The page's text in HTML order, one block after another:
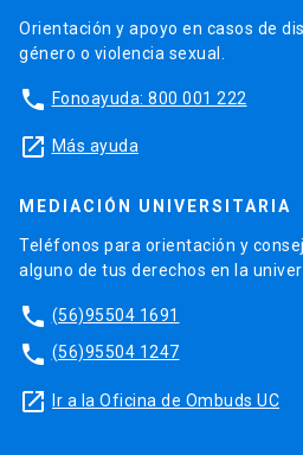
Orientación y apoyo en casos de
género o violencia sexual.
phone Fonoayuda: 800 001 222
launch Más ayuda
MEDIACIÓN UNIVERSITARIA
Teléfonos para orientación y
alguno de tus derechos en la
phone (56)95504 1691
phone (56)95504 1247
launch Ir a la Oficina de Ombuds UC